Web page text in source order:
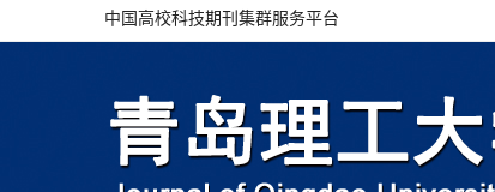
中国高校科技期刊集群服务平台